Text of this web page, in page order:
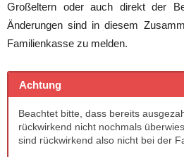
Großeltern oder auch direkt der
Änderungen sind in diesem
Familienkasse zu melden.
Achtung
Beachtet bitte, dass bereits
rückwirkend nicht nochmals
sind rückwirkend also nicht bei der